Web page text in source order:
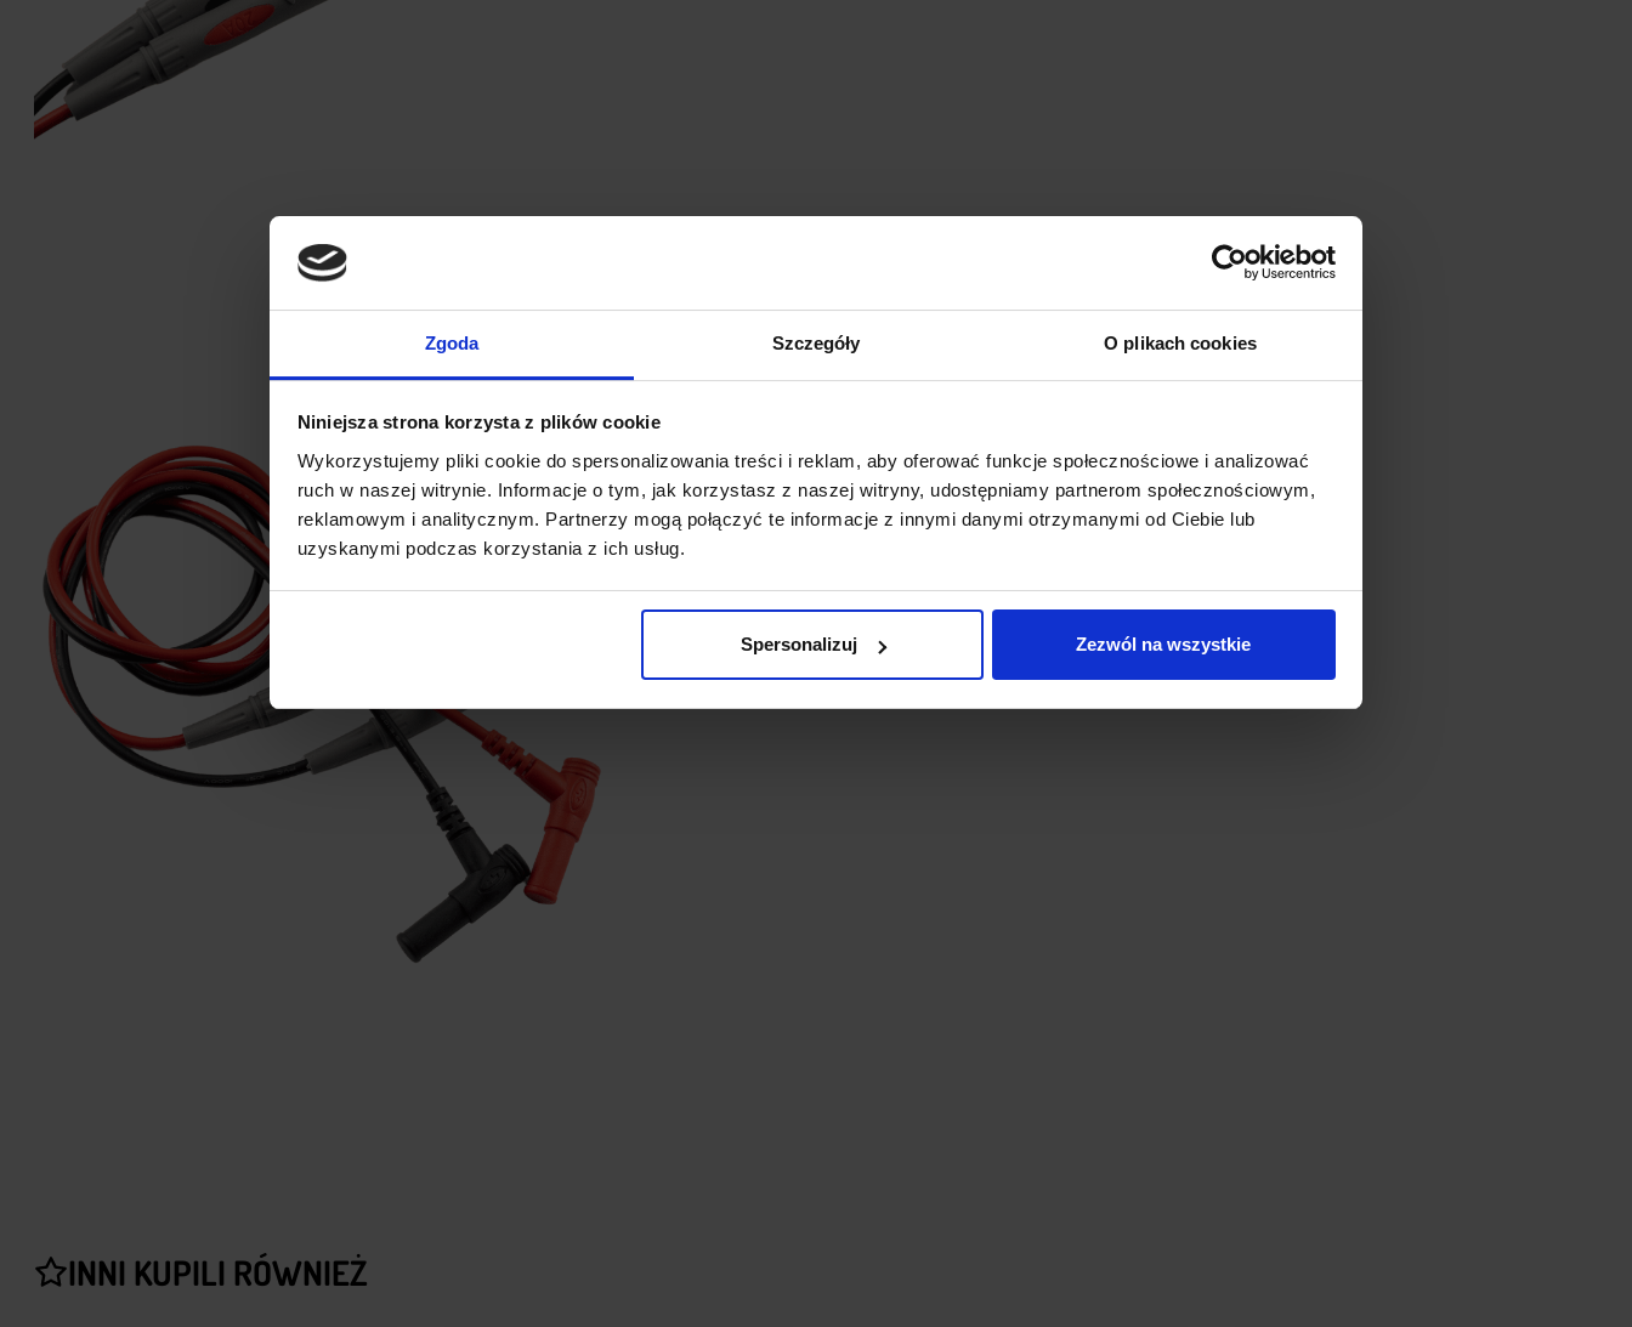
Zgoda Szczegóły O plikach cookies
Niniejsza strona korzysta z plików cookie
Wykorzystujemy pliki cookie do spersonalizowania treści i reklam, aby oferować funkcje społecznościowe i analizować
ruch w naszej witrynie. Informacje o tym, jak korzystasz z naszej witryny, udostępniamy partnerom społecznościowym,
reklamowym i analitycznym. Partnerzy mogą połączyć te informacje z innymi danymi otrzymanymi od Ciebie lub
uzyskanymi podczas korzystania z ich usług.
Spersonalizuj Zezwól na wszystkie
SPECYFIKACJA TECZNICZNA
Wtyki bananowe:
kątowy
Wtyki: proste
Końcówka:
igła 1,2 mm
INNI KUPILI RÓWNIEŻ